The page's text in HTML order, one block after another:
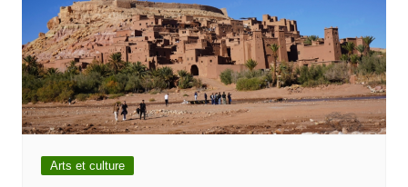
Arts et culture